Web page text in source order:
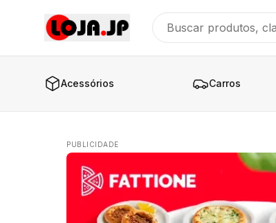
Acessórios Carros
PUBLICIDADE